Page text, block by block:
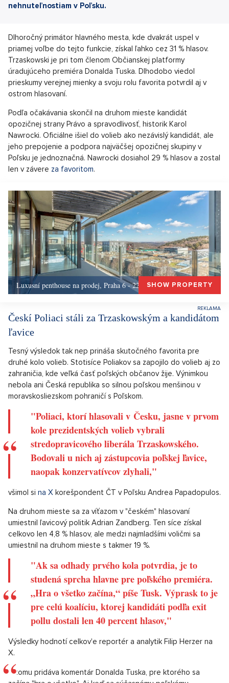
nehnuteľnostiam v Poľsku.
Dlhoročný primátor hlavného mesta, kde dvakrát uspel v
priamej voľbe do tejto funkcie, získal ľahko cez 31 % hlasov.
Trzaskowski je pri tom členom Občianskej platformy
úradujúceho premiéra Donalda Tuska. Dlhodobo viedol
prieskumy verejnej mienky a svoju rolu favorita potvrdil aj v
ostrom hlasovaní.
Podľa očakávania skončil na druhom mieste kandidát
opozičnej strany Právo a spravodlivosť, historik Karol
Nawrocki. Oficiálne išiel do volieb ako nezávislý kandidát, ale
jeho prepojenie a podpora najväčšej opozičnej skupiny v
Poľsku je jednoznačná. Nawrocki dosiahol 29 % hlasov a zostal
len v závere za favoritom.
Luxusní penthouse na prodej, Praha 6 - 226m, Praha 6SHOW PROPERTY
Českí Poliaci stáli za Trzaskowským a kandidátom
ľavice
Tesný výsledok tak nep prináša skutočného favorita pre
druhé kolo volieb. Stotisíce Poliakov sa zapojilo do volieb aj zo
zahraničia, kde veľká časť poľských občanov žije. Výnimkou
nebola ani Česká republika so silnou poľskou menšinou v
moravskosliezskom pohraničí s Poľskom.
"Poliaci, ktorí hlasovali v Česku, jasne v prvom
kole prezidentských volieb vybrali
stredopravicového liberála Trzaskowského.
Bodovali u nich aj zástupcovia poľskej ľavice,
naopak konzervatívcov zlyhali,"
všimol si na X korešpondent ČT v Poľsku Andrea Papadopulos.
Na druhom mieste sa za víťazom v "českém" hlasovaní
umiestnil ľavicový politik Adrian Zandberg. Ten síce získal
celkovo len 4,8 % hlasov, ale medzi najmladšími voličmi sa
umiestnil na druhom mieste s takmer 19 %.
"Ak sa odhady prvého kola potvrdia, je to
studená sprcha hlavne pre poľského premiéra.
„Hra o všetko začína,“ píše Tusk. Výprask to je
pre celú koalíciu, ktorej kandidáti podľa exit
pollu dostali len 40 percent hlasov,"
Výsledky hodnotí celkov'e reportér a analytik Filip Herzer na
X.
K tomu pridáva komentár Donalda Tuska, pre ktorého sa